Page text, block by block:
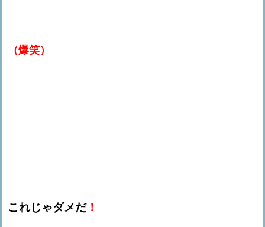
（爆笑）
これじゃダメだ！